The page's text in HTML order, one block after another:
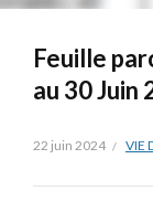
Feuille
au 30 Juin
22 juin 2024 VIE